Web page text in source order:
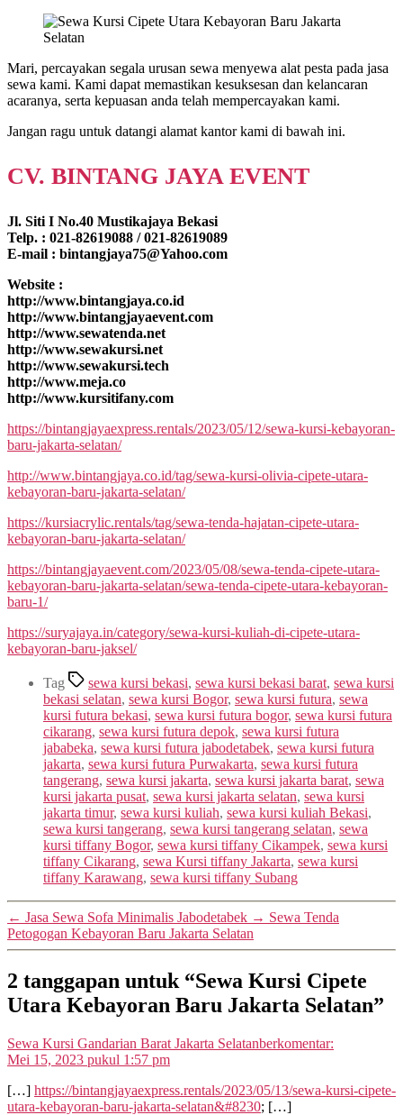
Mari, percayakan segala urusan sewa menyewa alat pesta pada jasa
sewa kami. Kami dapat memastikan kesuksesan dan kelancaran
acaranya, serta kepuasan anda telah mempercayakan kami.
Jangan ragu untuk datangi alamat kantor kami di bawah ini.
CV. BINTANG JAYA EVENT
Jl. Siti I No.40 Mustikajaya Bekasi
Telp. : 021-82619088 / 021-82619089
E-mail : bintangjaya75@Yahoo.com
Website :
http://www.bintangjaya.co.id
http://www.bintangjayaevent.com
http://www.sewatenda.net
http://www.sewakursi.net
http://www.sewakursi.tech
http://www.meja.co
http://www.kursitifany.com
https://bintangjayaexpress.rentals/2023/05/12/sewa-kursi-kebayoran-
baru-jakarta-selatan/
http://www.bintangjaya.co.id/tag/sewa-kursi-olivia-cipete-utara-
kebayoran-baru-jakarta-selatan/
https://kursiacrylic.rentals/tag/sewa-tenda-hajatan-cipete-utara-
kebayoran-baru-jakarta-selatan/
https://bintangjayaevent.com/2023/05/08/sewa-tenda-cipete-utara-
kebayoran-baru-jakarta-selatan/sewa-tenda-cipete-utara-kebayoran-
baru-1/
https://suryajaya.in/category/sewa-kursi-kuliah-di-cipete-utara-
kebayoran-baru-jaksel/
Tag sewa kursi bekasi, sewa kursi bekasi barat, sewa kursi
bekasi selatan, sewa kursi Bogor, sewa kursi futura, sewa
kursi futura bekasi, sewa kursi futura bogor, sewa kursi futura
cikarang, sewa kursi futura depok, sewa kursi futura
jababeka, sewa kursi futura jabodetabek, sewa kursi futura
jakarta, sewa kursi futura Purwakarta, sewa kursi futura
tangerang, sewa kursi jakarta, sewa kursi jakarta barat, sewa
kursi jakarta pusat, sewa kursi jakarta selatan, sewa kursi
jakarta timur, sewa kursi kuliah, sewa kursi kuliah Bekasi,
sewa kursi tangerang, sewa kursi tangerang selatan, sewa
kursi tiffany Bogor, sewa kursi tiffany Cikampek, sewa kursi
tiffany Cikarang, sewa Kursi tiffany Jakarta, sewa kursi
tiffany Karawang, sewa kursi tiffany Subang
← Jasa Sewa Sofa Minimalis Jabodetabek → Sewa Tenda
Petogogan Kebayoran Baru Jakarta Selatan
2 tanggapan untuk “Sewa Kursi Cipete
Utara Kebayoran Baru Jakarta Selatan”
Sewa Kursi Gandarian Barat Jakarta Selatanberkomentar:
Mei 15, 2023 pukul 1:57 pm
[…] https://bintangjayaexpress.rentals/2023/05/13/sewa-kursi-cipete-
utara-kebayoran-baru-jakarta-selatan&#8230; […]